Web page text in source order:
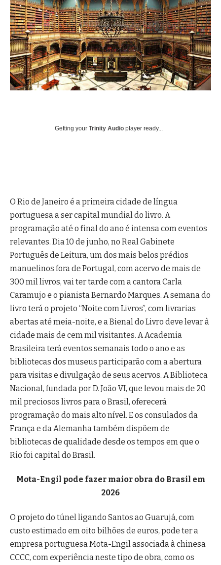
Getting your Trinity Audio player ready...
O Rio de Janeiro é a primeira cidade de língua
portuguesa a ser capital mundial do livro. A
programação até o final do ano é intensa com eventos
relevantes. Dia 10 de junho, no Real Gabinete
Português de Leitura, um dos mais belos prédios
manuelinos fora de Portugal, com acervo de mais de
300 mil livros, vai ter tarde com a cantora Carla
Caramujo e o pianista Bernardo Marques. A semana do
livro terá o projeto “Noite com Livros”, com livrarias
abertas até meia-noite, e a Bienal do Livro deve levar à
cidade mais de cem mil visitantes. A Academia
Brasileira terá eventos semanais todo o ano e as
bibliotecas dos museus participarão com a abertura
para visitas e divulgação de seus acervos. A Biblioteca
Nacional, fundada por D. João VI, que levou mais de 20
mil preciosos livros para o Brasil, oferecerá
programação do mais alto nível. E os consulados da
França e da Alemanha também dispõem de
bibliotecas de qualidade desde os tempos em que o
Rio foi capital do Brasil.
Mota-Engil pode fazer maior obra do Brasil em
2026
O projeto do túnel ligando Santos ao Guarujá, com
custo estimado em oito bilhões de euros, pode ter a
empresa portuguesa Mota-Engil associada à chinesa
CCCC, com experiência neste tipo de obra, como os